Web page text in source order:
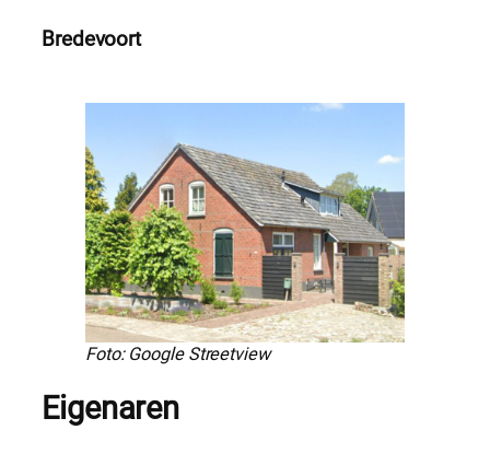
Bredevoort
Foto: Google Streetview
Eigenaren